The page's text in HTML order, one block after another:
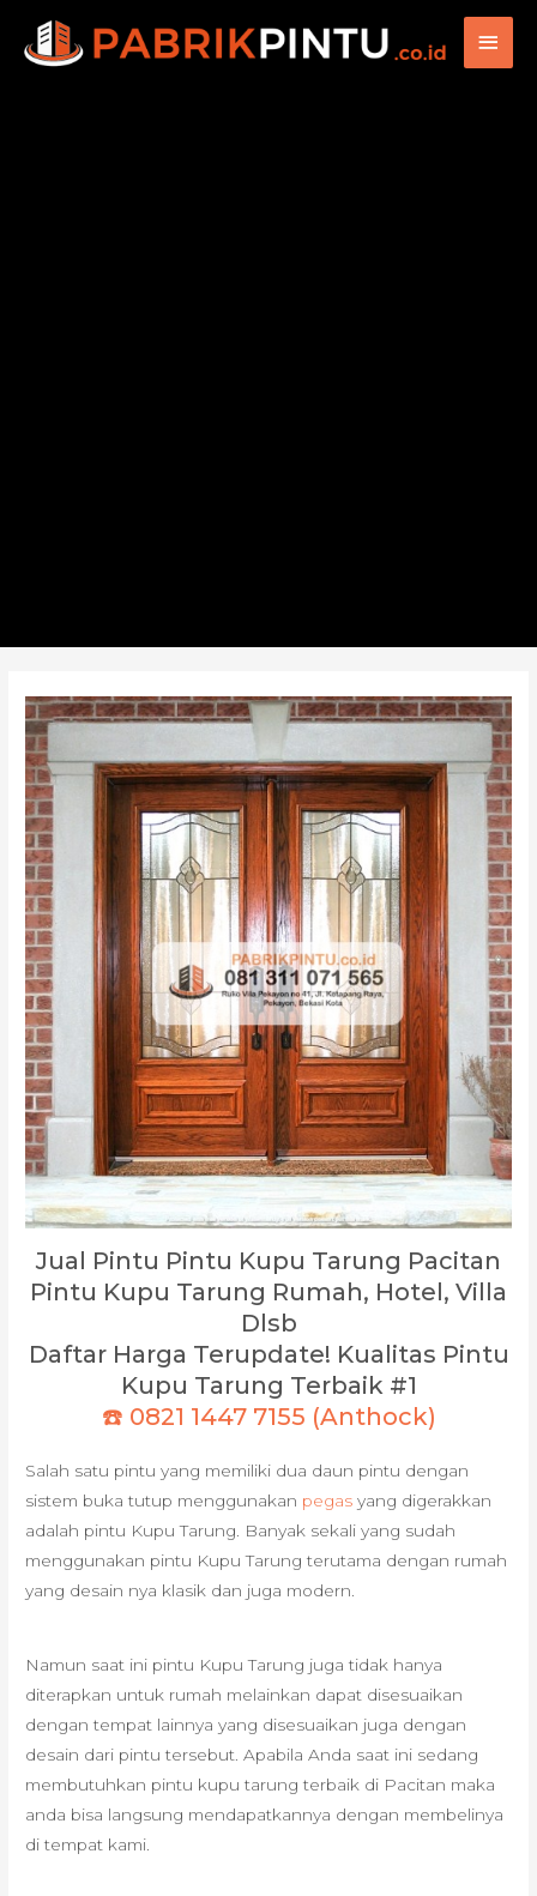
Main
Jual Pintu Pintu Kupu Tarung Pacitan
Pintu Kupu Tarung Rumah, Hotel, Villa
Dlsb
Daftar Harga Terupdate! Kualitas Pintu
Kupu Tarung Terbaik #1
☎️ 0821 1447 7155 (Anthock)
Salah satu pintu yang memiliki dua daun pintu dengan
sistem buka tutup menggunakan pegas yang digerakkan
adalah pintu Kupu Tarung. Banyak sekali yang sudah
menggunakan pintu Kupu Tarung terutama dengan rumah
yang desain nya klasik dan juga modern.
Namun saat ini pintu Kupu Tarung juga tidak hanya
diterapkan untuk rumah melainkan dapat disesuaikan
dengan tempat lainnya yang disesuaikan juga dengan
desain dari pintu tersebut. Apabila Anda saat ini sedang
membutuhkan pintu kupu tarung terbaik di Pacitan maka
anda bisa langsung mendapatkannya dengan membelinya
di tempat kami.